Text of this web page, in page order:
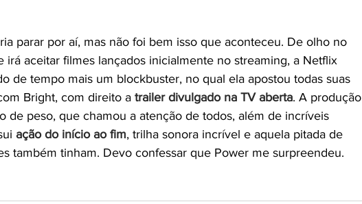
parar por aí, mas não foi bem isso que aconteceu. De olho no
irá aceitar filmes lançados inicialmente no streaming, a Netflix
de tempo mais um blockbuster, no qual ela apostou todas suas
Bright, com direito a trailer divulgado na TV aberta. A produção
de peso, que chamou a atenção de todos, além de incríveis
ação do início ao fim, trilha sonora incrível e aquela pitada de
também tinham. Devo confessar que Power me surpreendeu.